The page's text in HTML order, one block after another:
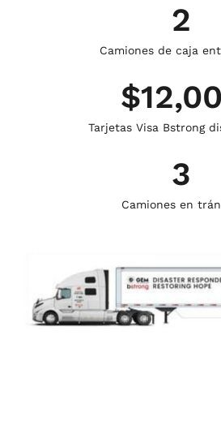
Camiones de caja
2
Tarjetas Visa Bstrong
$
Camiones en
3